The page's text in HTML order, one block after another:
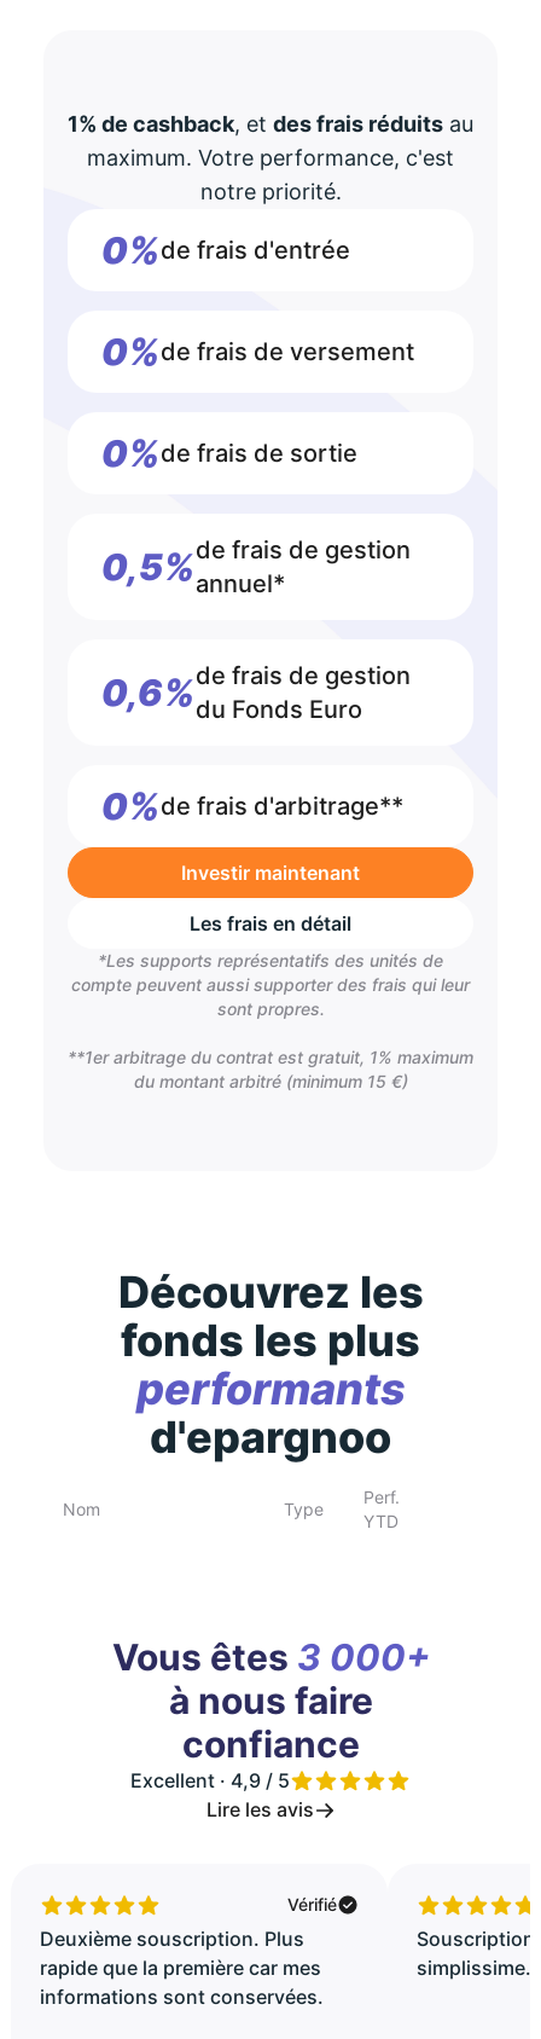
1% de cashback, et des frais réduits au
maximum. Votre performance, c'est
notre priorité.
0%de frais d'entrée
0%de frais de versement
0%de frais de sortie
0,5%de frais de gestion
annuel*
0,6%de frais de gestion
du Fonds Euro
0%de frais d'arbitrage**
Investir maintenant
Les frais en détail
*Les supports représentatifs des unités de
compte peuvent aussi supporter des frais qui leur
sont propres.
**1er arbitrage du contrat est gratuit, 1% maximum
du montant arbitré (minimum 15 €)
Découvrez les
fonds les plus
performants
d'epargnoo
Nom Type
Perf.
YTD
Vous êtes 3 000+
à nous faire
confiance
Excellent · 4,9 / 5
Lire les avis
Vérifié
Deuxième souscription. Plus
rapide que la première car mes
informations sont conservées.
Souscription